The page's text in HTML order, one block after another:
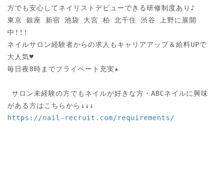
方でも安心してネイリストデビューできる研修制度あり♪
東京 銀座 新宿 池袋 大宮 柏 北千住 渋谷 上野に展開
中!!!
ネイルサロン経験者からの求人もキャリアアップ＆給料UPで
大人気♥
毎日夜8時までプライベート充実★
https://nail-recruit.com/requirements/